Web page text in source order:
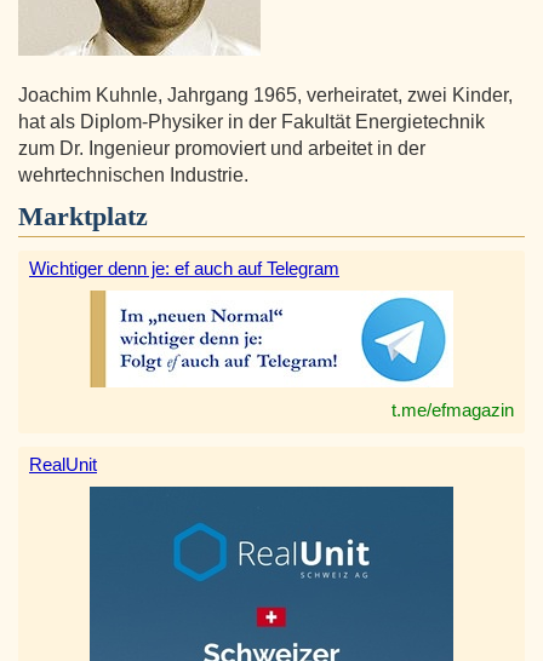
Joachim Kuhnle, Jahrgang 1965, verheiratet, zwei Kinder,
hat als Diplom-Physiker in der Fakultät Energietechnik
zum Dr. Ingenieur promoviert und arbeitet in der
wehrtechnischen Industrie.
Marktplatz
Wichtiger denn je: ef auch auf Telegram
t.me/efmagazin
RealUnit